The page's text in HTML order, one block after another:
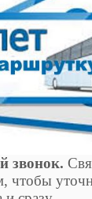
звонок.
чтобы